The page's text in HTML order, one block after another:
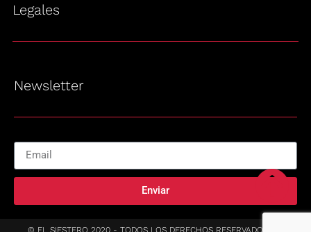
Legales
Newsletter
Enviar
© EL SIESTERO 2020 - TODOS LOS DERECHOS RESERVADOS